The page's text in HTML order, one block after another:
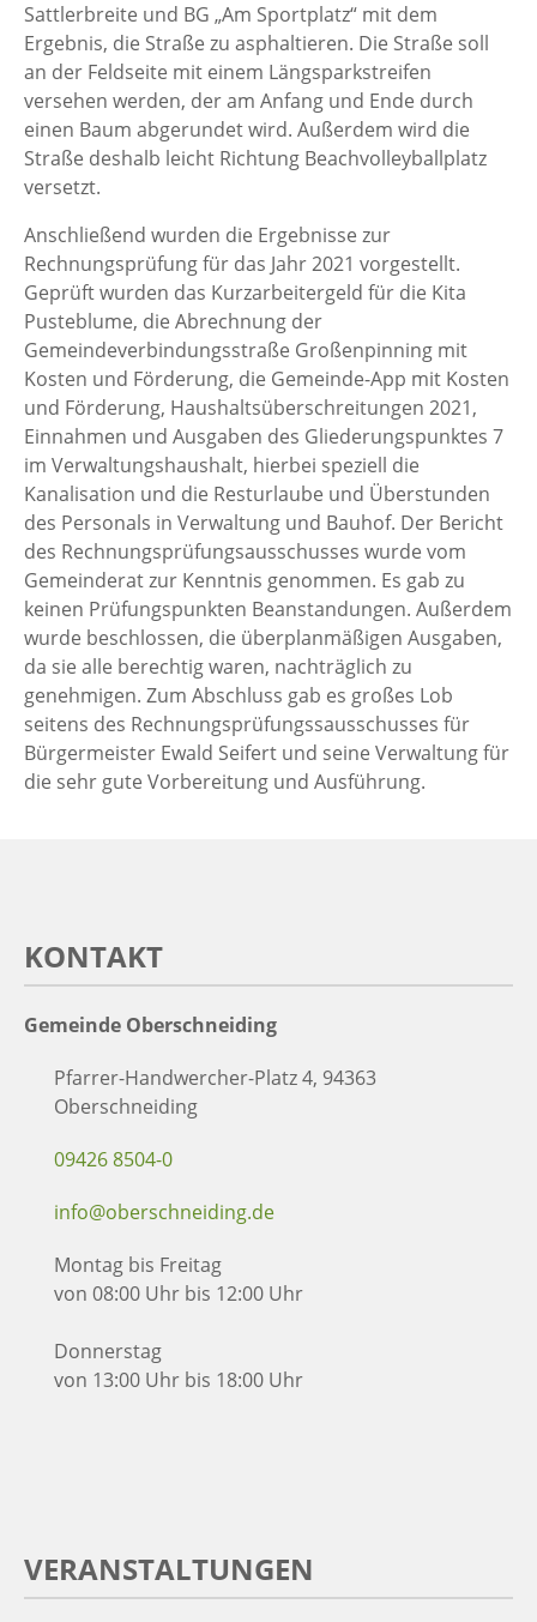
Sattlerbreite und BG „Am Sportplatz“ mit dem
Ergebnis, die Straße zu asphaltieren. Die Straße soll
an der Feldseite mit einem Längsparkstreifen
versehen werden, der am Anfang und Ende durch
einen Baum abgerundet wird. Außerdem wird die
Straße deshalb leicht Richtung Beachvolleyballplatz
versetzt.
Anschließend wurden die Ergebnisse zur
Rechnungsprüfung für das Jahr 2021 vorgestellt.
Geprüft wurden das Kurzarbeitergeld für die Kita
Pusteblume, die Abrechnung der
Gemeindeverbindungsstraße Großenpinning mit
Kosten und Förderung, die Gemeinde-App mit Kosten
und Förderung, Haushaltsüberschreitungen 2021,
Einnahmen und Ausgaben des Gliederungspunktes 7
im Verwaltungshaushalt, hierbei speziell die
Kanalisation und die Resturlaube und Überstunden
des Personals in Verwaltung und Bauhof. Der Bericht
des Rechnungsprüfungsausschusses wurde vom
Gemeinderat zur Kenntnis genommen. Es gab zu
keinen Prüfungspunkten Beanstandungen. Außerdem
wurde beschlossen, die überplanmäßigen Ausgaben,
da sie alle berechtig waren, nachträglich zu
genehmigen. Zum Abschluss gab es großes Lob
seitens des Rechnungsprüfungssausschusses für
Bürgermeister Ewald Seifert und seine Verwaltung für
die sehr gute Vorbereitung und Ausführung.
KONTAKT
Gemeinde Oberschneiding
Pfarrer-Handwercher-Platz 4, 94363
Oberschneiding
09426 8504-0
info@oberschneiding.de
Montag bis Freitag
von 08:00 Uhr bis 12:00 Uhr
Donnerstag
von 13:00 Uhr bis 18:00 Uhr
VERANSTALTUNGEN